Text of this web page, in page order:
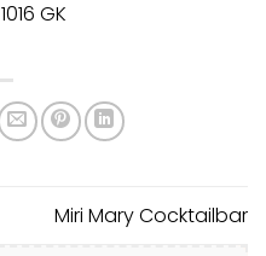
1016 GK
Miri Mary Cocktailbar